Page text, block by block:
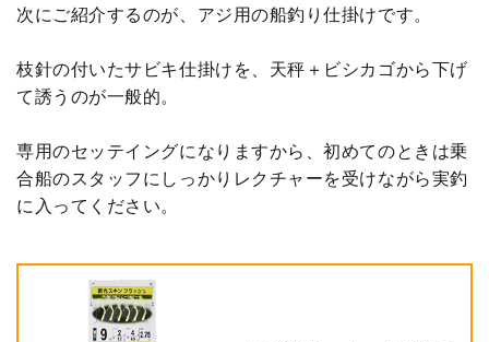
次にご紹介するのが、アジ用の船釣り仕掛けです。
枝針の付いたサビキ仕掛けを、天秤＋ビシカゴから下げ
て誘うのが一般的。
専用のセッテイングになりますから、初めてのときは乗
合船のスタッフにしっかりレクチャーを受けながら実釣
に入ってください。